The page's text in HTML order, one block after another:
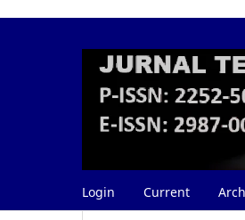
Login Current